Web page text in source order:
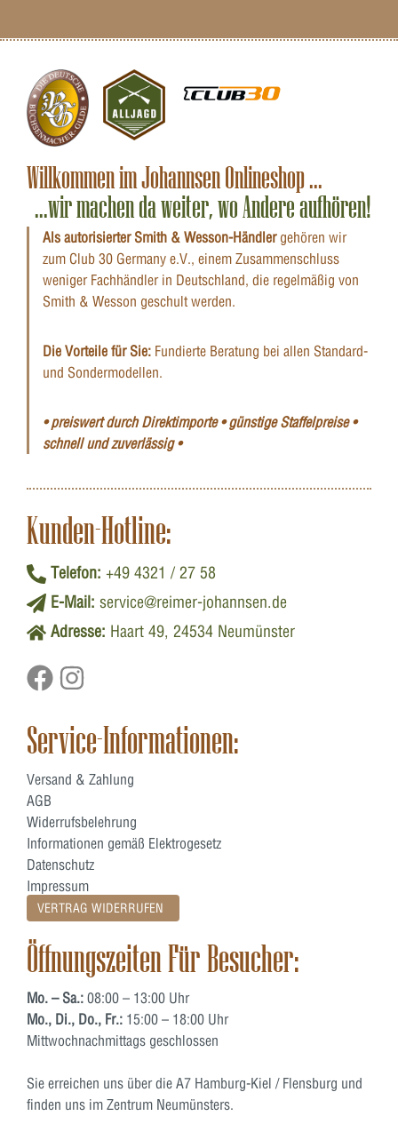
Willkommen im Johannsen Onlineshop ...
...wir machen da weiter, wo Andere aufhören!
Als autorisierter Smith & Wesson-Händlergehören wir
zum Club 30 Germany e.V., einem Zusammenschluss
weniger Fachhändler in Deutschland, die regelmäßig von
Smith & Wesson geschult werden.
Die Vorteile für Sie: Fundierte Beratung bei allen Standard-
und Sondermodellen.
• preiswert durch Direktimporte • günstige Staffelpreise •
schnell und zuverlässig •
Kunden-Hotline:
Telefon: +49 4321 / 27 58
E-Mail: service@reimer-johannsen.de
Adresse: Haart 49, 24534 Neumünster
Service-Informationen:
Versand & Zahlung
AGB
Widerrufsbelehrung
Informationen gemäß Elektrogesetz
Datenschutz
Impressum
VERTRAG WIDERRUFEN
Öffnungszeiten Für Besucher:
Mo. – Sa.: 08:00 – 13:00 Uhr
Mo., Di., Do., Fr.: 15:00 – 18:00 Uhr
Mittwochnachmittags geschlossen
Sie erreichen uns über die A7 Hamburg-Kiel / Flensburg und
finden uns im Zentrum Neumünsters.